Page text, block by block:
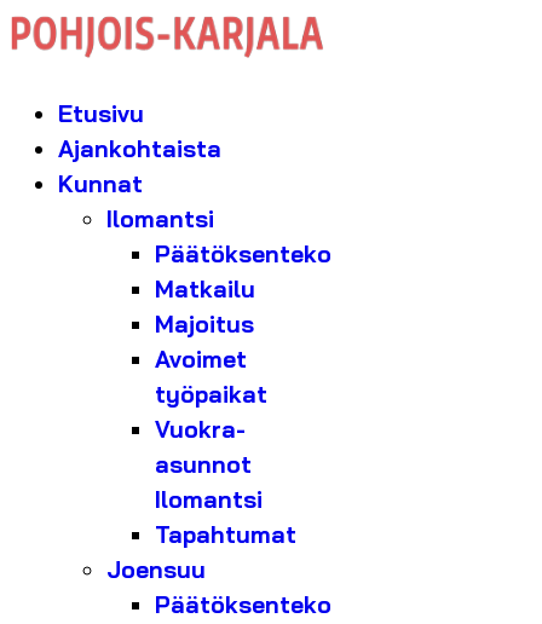
Etusivu
Ajankohtaista
Kunnat
Ilomantsi
Päätöksenteko
Matkailu
Majoitus
Avoimet
työpaikat
Vuokra-
asunnot
Ilomantsi
Tapahtumat
Joensuu
Päätöksenteko